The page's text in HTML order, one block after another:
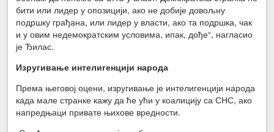
бити или лидер у опозицији, ако не добије довољну
подршку грађана, или лидер у власти, ако та подршка, чак
и у овим недемократским условима, ипак, дође“, нагласио
је Ђилас.
Изругивање интелигенцији народа
Према његовој оцени, изругивање је интелигенцији народа
када мале странке кажу да ће ући у коалицију са СНС, ако
напредњаци привате њихове вредности.